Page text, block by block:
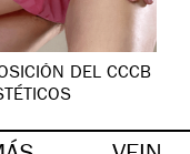
DEL CCCB